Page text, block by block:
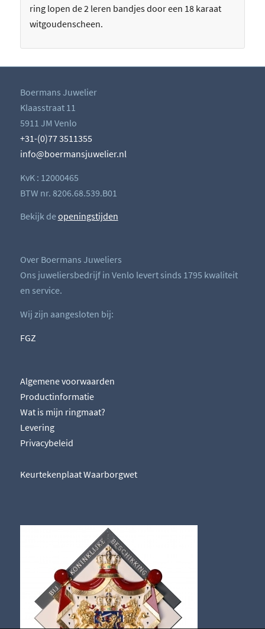
ring lopen de 2 leren bandjes door een 18 karaat
witgoudenscheen.
Boermans Juwelier
Klaasstraat 11
5911 JM Venlo
+31-(0)77 3511355
info@boermansjuwelier.nl
KvK : 12000465
BTW nr. 8206.68.539.B01
Bekijk deopeningstijden
Over Boermans Juweliers
Ons juweliersbedrijf in Venlo levert sinds 1795 kwaliteit
en service.
Wij zijn aangesloten bij:
FGZ
Algemene voorwaarden
Productinformatie
Wat is mijn ringmaat?
Levering
Privacybeleid
Keurtekenplaat Waarborgwet